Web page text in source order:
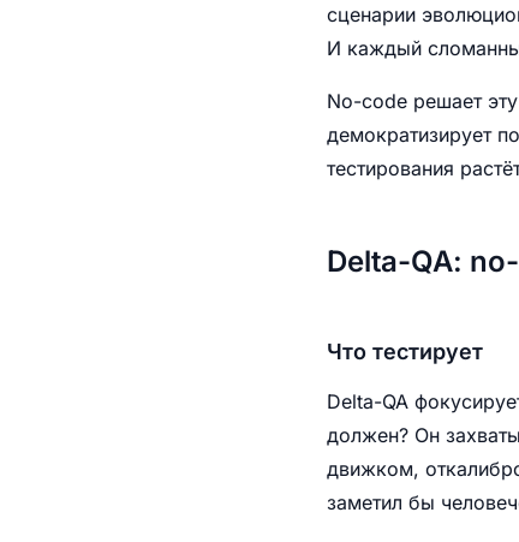
сценарии
И каждый
No-code решает
демократизирует
тестирования
Delta-QA:
Что тестирует
Delta-QA
должен? Он
движком,
заметил бы